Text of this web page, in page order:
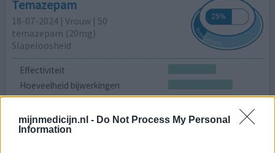
mijnmedicijn.nl - Do Not Process My Personal
Information
Temazepam
18-07-2024 | Vrouw | 50
temazepam (20mg)
Slapeloosheid
Effectiviteit
Hoeveelheid bijwerkingen
Bijwerkingen
nerveus gevoel
Spierstijfheid
misselijkheid